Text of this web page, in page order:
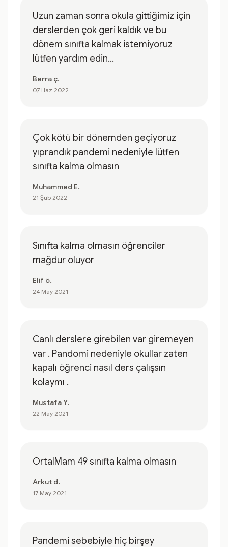
Uzun zaman sonra okula gittiğimiz için
derslerden çok geri kaldık ve bu
dönem sınıfta kalmak istemiyoruz
lütfen yardım edin...
Berra ç.
07 Haz 2022
Çok kötü bir dönemden geçiyoruz
yıprandık pandemi nedeniyle lütfen
sınıfta kalma olmasın
Muhammed E.
21 Şub 2022
Sınıfta kalma olmasın öğrenciler
mağdur oluyor
Elif ö.
24 May 2021
Canlı derslere girebilen var giremeyen
var . Pandomi nedeniyle okullar zaten
kapalı öğrenci nasıl ders çalışsın
kolaymı .
Mustafa Y.
22 May 2021
OrtalMam 49 sınıfta kalma olmasın
Arkut d.
17 May 2021
Pandemi sebebiyle hiç birşey